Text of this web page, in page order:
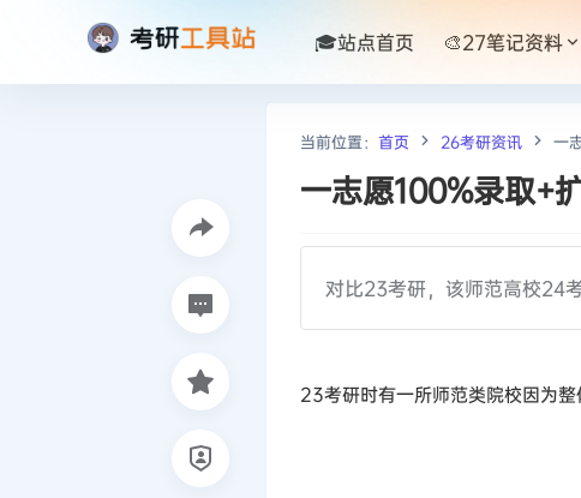
🎓站点首页 🎨27笔记资料
当前位置： 首页 26考研资讯 一
一志愿100%录取+
对比23考研，该师范高校24
23考研时有一所师范类院校因为